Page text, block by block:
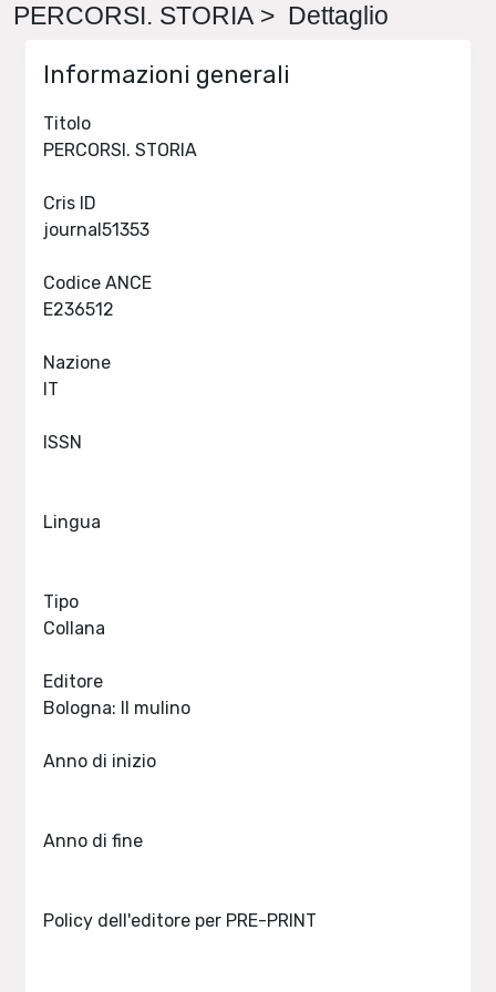
PERCORSI. STORIA > Dettaglio
Informazioni generali
Titolo
Cris ID
Codice ANCE
Nazione
ISSN
Lingua
Tipo
Collana
Editore
Anno di inizio
Anno di fine
Policy dell'editore per PRE-PRINT